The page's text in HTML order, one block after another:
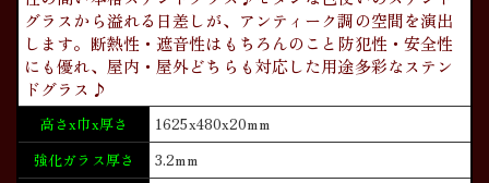
グラスから溢れる日差しが、アンティーク調の空間を演出
します。断熱性・遮音性はもちろんのこと防犯性・安全性
にも優れ、屋内・屋外どちらも対応した用途多彩なステン
ドグラス♪
高さx巾x厚さ
1625x480x20mm
強化ガラス厚さ
3.2mm